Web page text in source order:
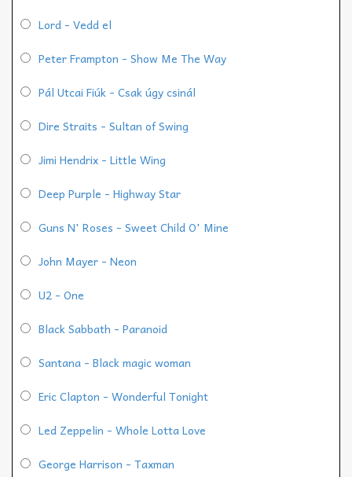
Lord - Vedd el
Peter Frampton - Show Me The Way
Pál Utcai Fiúk - Csak úgy csinál
Dire Straits - Sultan of Swing
Jimi Hendrix - Little Wing
Deep Purple - Highway Star
Guns N' Roses - Sweet Child O' Mine
John Mayer - Neon
U2 - One
Black Sabbath - Paranoid
Santana - Black magic woman
Eric Clapton - Wonderful Tonight
Led Zeppelin - Whole Lotta Love
George Harrison - Taxman